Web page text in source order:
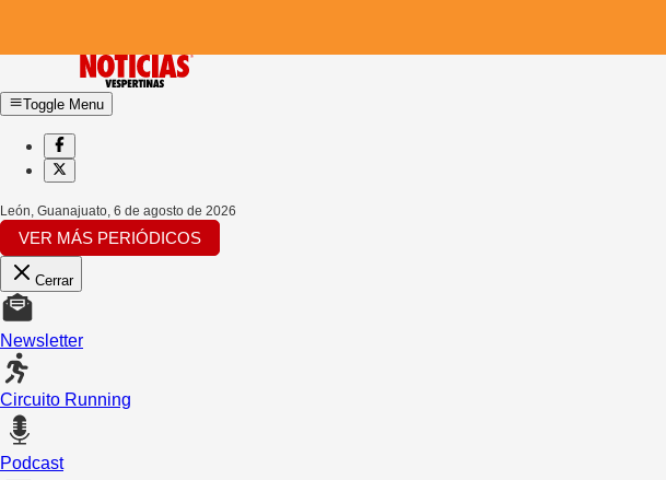
Toggle Menu
León, Guanajuato, 6 de agosto de 2026
VER MÁS PERIÓDICOS
Cerrar
Newsletter
Circuito Running
Podcast